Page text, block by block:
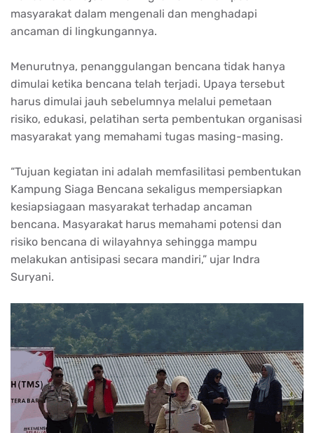
masyarakat dalam mengenali dan menghadapi
ancaman di lingkungannya.
Menurutnya, penanggulangan bencana tidak hanya
dimulai ketika bencana telah terjadi. Upaya tersebut
harus dimulai jauh sebelumnya melalui pemetaan
risiko, edukasi, pelatihan serta pembentukan organisasi
masyarakat yang memahami tugas masing-masing.
“Tujuan kegiatan ini adalah memfasilitasi pembentukan
Kampung Siaga Bencana sekaligus mempersiapkan
kesiapsiagaan masyarakat terhadap ancaman
bencana. Masyarakat harus memahami potensi dan
risiko bencana di wilayahnya sehingga mampu
melakukan antisipasi secara mandiri,” ujar Indra
Suryani.